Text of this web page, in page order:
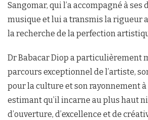
Sangomar, qui l’a accompagné à ses
musique et lui a transmis la rigueur
la recherche de la perfection
Dr Babacar Diop a particulièrement
parcours exceptionnel de l’artiste,
pour la culture et son rayonnement
estimant qu’il incarne au plus haut
d’ouverture, d’excellence et de